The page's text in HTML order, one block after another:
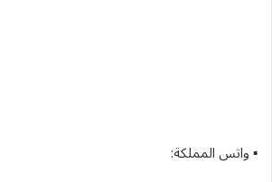
▪ واتس المملكة: